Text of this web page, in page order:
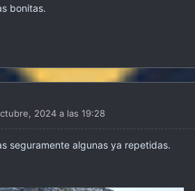
bonitas.
2024 a las 19:28
seguramente algunas ya repetidas.